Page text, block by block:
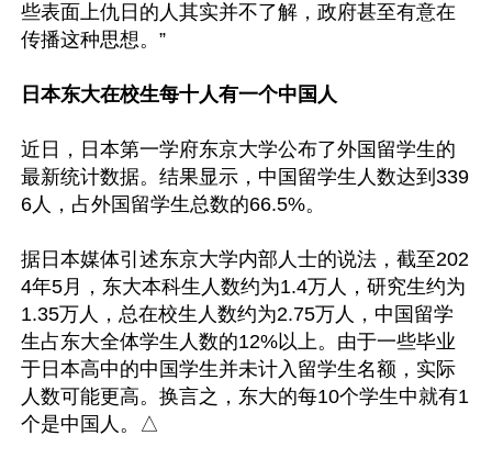
些表面上仇日的人其实并不了解，政府甚至有意在
传播这种思想。”
日本东大在校生每十人有一个中国人
近日，日本第一学府东京大学公布了外国留学生的
最新统计数据。结果显示，中国留学生人数达到339
6人，占外国留学生总数的66.5%。
据日本媒体引述东京大学内部人士的说法，截至202
4年5月，东大本科生人数约为1.4万人，研究生约为
1.35万人，总在校生人数约为2.75万人，中国留学
生占东大全体学生人数的12%以上。由于一些毕业
于日本高中的中国学生并未计入留学生名额，实际
人数可能更高。换言之，东大的每10个学生中就有1